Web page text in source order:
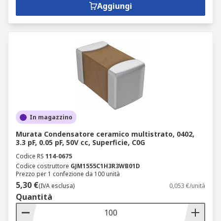
Aggiungi
In magazzino
Murata Condensatore ceramico multistrato, 0402,
3.3 pF, 0.05 pF, 50V cc, Superficie, C0G
Codice RS 114-0675
Codice costruttore GJM1555C1H3R3WB01D
Prezzo per 1 confezione da 100 unità
5,30 €(IVA esclusa) 0,053 €/unità
Quantità